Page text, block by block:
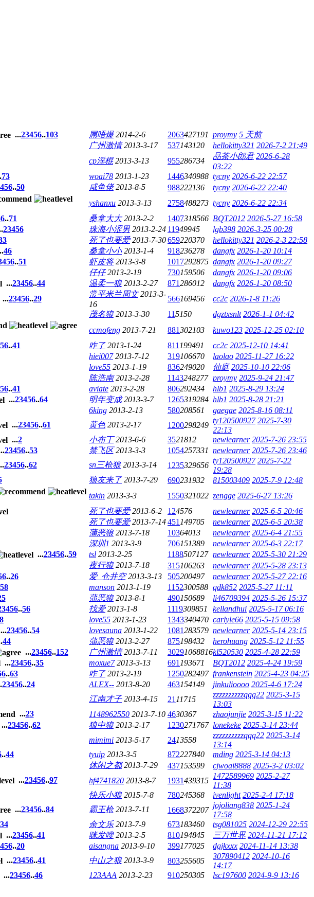
...23456..103 屌唔爆 2014-2-6 2063427191 proymy 5 天前
广州激情 2013-3-17 537143120 hellokitty321 2026-7-2 21:49
cp淫棍 2013-3-13 955286734
品茶小郎君 2026-6-28
03:22
73 woai78 2013-1-23 1446340988 tycny 2026-6-22 22:57
456..50 咸鱼佬 2013-8-5 988222136 tycny 2026-6-22 22:40
yshanxu 2013-3-13 2758488273 tycny 2026-6-22 22:34
6..71 桑拿大大 2013-2-2 1407318566 BQT2012 2026-5-27 16:58
23456 珠海小涩男 2013-2-24 11949945 lgb398 2026-3-25 00:28
死了也要爱 2013-7-30659220370 hellokitty321 2026-2-3 22:58
..46 桑拿小小 2013-1-4 918236278 dangfx 2026-1-20 10:14
456..51 虾皮将 2013-3-8 1017292875 dangfx 2026-1-20 09:27
仔仔 2013-2-19 730159506 dangfx 2026-1-20 09:06
...23456..44 温柔一狼 2013-2-27 871286012 dangfx 2026-1-20 08:50
...23456..29
常平米兰周文 2013-3-
16
566169456 cc2c 2026-1-8 11:26
茂名狼 2013-3-30 115150 dgztxsnlt 2026-1-1 04:42
ccmofeng 2013-7-21 881302103 kuwo123 2025-12-25 02:10
56..41 咋了 2013-1-24 811 199491 cc2c 2025-12-10 14:41
hiei007 2013-7-12 319106670 laolao 2025-11-27 16:22
love55 2013-1-19 836249020 仙庭 2025-10-10 22:06
陈浩南 2013-2-28 1143248277 proymy 2025-9-24 21:47
56..41 aviate 2013-2-28 806292434 hlb1 2025-8-29 13:24
...23456..64 明年变成 2013-3-7 1265319284 hlb1 2025-8-28 21:21
6king 2013-2-13 580208561 gaegae 2025-8-16 08:11
...23456..61 黄色 2013-2-17 1200298249
ty120500927 2025-7-30
22:13
...2 小布丁 2013-6-6 3521812 newlearner 2025-7-26 23:55
23456..53 禁飞区 2013-3-3 1054257331 newlearner 2025-7-26 23:46
23456..62 sn三枪狼 2013-3-14 1235329656
ty120500927 2025-7-22
19:28
狼友来了 2013-7-29 690231932 815003409 2025-7-9 12:48
takin 2013-3-3 1550321022 zengge 2025-6-27 13:26
死了也要爱 2013-6-2 124576 newlearner 2025-6-5 20:46
死了也要爱 2013-7-14451 149705 newlearner 2025-6-5 20:38
蒲恶狼 2013-7-18 10364013 newlearner 2025-6-4 21:55
深圳1 2013-3-9 706151389 newlearner 2025-6-3 22:17
...23456..59 tsl 2013-2-25 1188507127 newlearner 2025-5-30 21:29
夜行狼 2013-7-18 315106263 newlearner 2025-5-28 23:13
6..26 爱_仓井空 2013-3-13 505200497 newlearner 2025-5-27 22:16
58 manson 2013-1-19 1152300588 qdk852 2025-5-27 11:11
蒲恶狼 2013-8-1 490150689 li46709394 2025-5-26 15:37
3456..56 找爱 2013-1-8 1119309851 kellandhui 2025-5-17 06:16
love55 2013-1-23 1343340470 carlyle66 2025-5-15 09:58
...23456..54 lovesauna 2013-1-22 1081283579 newlearner 2025-5-14 23:15
44 蒲恶狼 2013-2-27 875198432 herohuang 2025-5-12 11:55
...23456..152 广州激情 2013-7-11 30291068816kl520530 2025-4-28 22:59
...23456..35 moxue7 2013-3-13 691 193671 BQT2012 2025-4-24 19:59
6..63 咋了 2013-2-19 1250282497 frankenstein 2025-4-23 04:25
23456..24 ALEX-- 2013-8-20 463154149 jinkulioooo 2025-4-6 17:24
江南才子 2013-4-15 21 11715
zzzzzzzzzzqqq22 2025-3-15
13:03
...23 1148962550 2013-7-10 4630367 zhaojunjie 2025-3-15 11:22
...23456..62 狼中狼 2013-2-17 1230271767 lonekeke 2025-3-14 23:44
mimimi 2013-5-17 2413558
zzzzzzzzzzqqq22 2025-3-14
13:14
..44 tyuip 2013-3-5 872227840 mding 2025-3-14 04:13
休闲之都 2013-7-29 437153599 cjwoai8888 2025-3-2 03:02
...23456..97 hf4741820 2013-8-7 1931439315
1472589969 2025-2-27
11:38
快乐小狼 2015-7-8 780245368 ivenlight 2025-2-4 17:18
...23456..84 霸王枪 2013-7-11 1668372207
jojoliang838 2025-1-24
17:58
34 余文乐 2013-7-9 673183460 tsg081025 2024-12-29 22:55
...23456..41 咪发嗖 2013-2-5 810194845 三万世界 2024-11-21 17:12
456..20 aisangna 2013-9-10 399177025 dgjkxxx 2024-11-14 13:38
...23456..41 中山之狼 2013-3-9 803255605
307890412 2024-10-16
14:17
...23456..46 123AAA 2013-2-23 910250305 lsc197600 2024-9-9 13:16